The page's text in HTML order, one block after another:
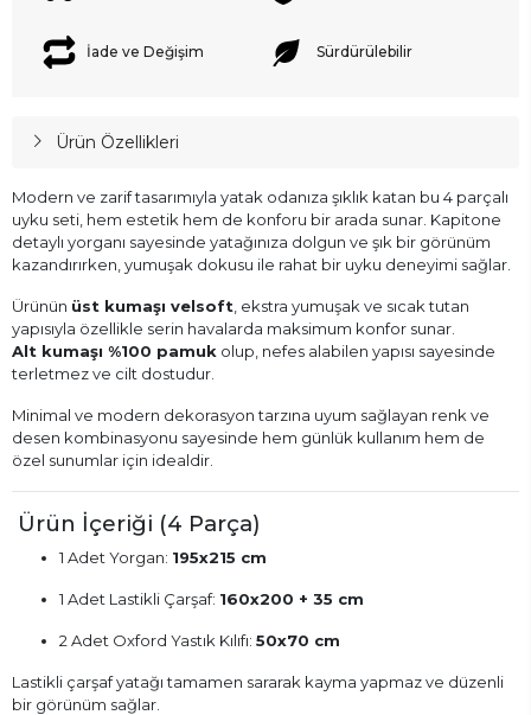
İade ve Değişim Sürdürülebilir
Ürün Özellikleri
Modern ve zarif tasarımıyla yatak odanıza şıklık katan bu 4 parçalı
uyku seti, hem estetik hem de konforu bir arada sunar. Kapitone
detaylı yorganı sayesinde yatağınıza dolgun ve şık bir görünüm
kazandırırken, yumuşak dokusu ile rahat bir uyku deneyimi sağlar.
Ürünün üst kumaşı velsoft , ekstra yumuşak ve sıcak tutan
yapısıyla özellikle serin havalarda maksimum konfor sunar.
Alt kumaşı %100 pamuk olup, nefes alabilen yapısı sayesinde
terletmez ve cilt dostudur.
Minimal ve modern dekorasyon tarzına uyum sağlayan renk ve
desen kombinasyonu sayesinde hem günlük kullanım hem de
özel sunumlar için idealdir.
Ürün İçeriği (4 Parça)
1 Adet Yorgan: 195x215 cm
1 Adet Lastikli Çarşaf: 160x200 + 35 cm
2 Adet Oxford Yastık Kılıfı: 50x70 cm
Lastikli çarşaf yatağı tamamen sararak kayma yapmaz ve düzenli
bir görünüm sağlar.